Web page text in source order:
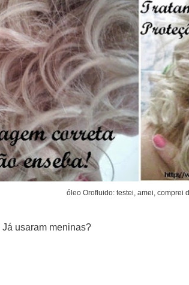
óleo Orofluido: testei, amei, comprei
Já usaram meninas?